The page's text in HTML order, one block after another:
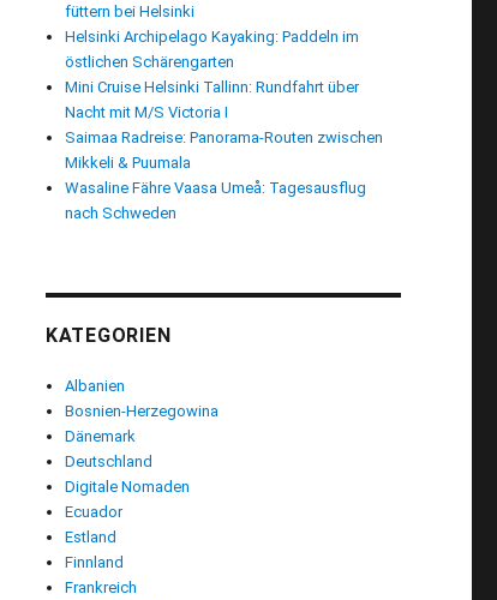
füttern bei Helsinki
Helsinki Archipelago Kayaking: Paddeln im
östlichen Schärengarten
Mini Cruise Helsinki Tallinn: Rundfahrt über
Nacht mit M/S Victoria I
Saimaa Radreise: Panorama-Routen zwischen
Mikkeli & Puumala
Wasaline Fähre Vaasa Umeå: Tagesausflug
nach Schweden
KATEGORIEN
Albanien
Bosnien-Herzegowina
Dänemark
Deutschland
Digitale Nomaden
Ecuador
Estland
Finnland
Frankreich